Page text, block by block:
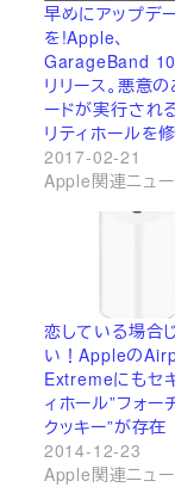
早めにアップデ
を!Apple、
GarageBand
リリース。悪意
ードが実行され
リティホールを
2017-02-21
Apple関連ニュ
恋している場合
い！Appleの
Extremeにもセ
ィホール”フォー
クッキー”が存在
2014-12-23
Apple関連ニュ